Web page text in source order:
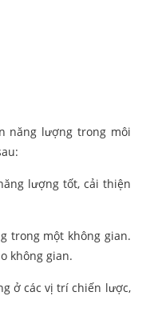
năng lượng trong môi
lượng tốt, cải thiện
trong một không gian.
không gian.
ở các vị trí chiến lược,